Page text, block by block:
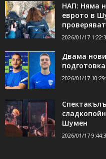
НАП: Няма
еврото в
2026/01/17
Двама
2026/01/17
Шумен
2026/01/17